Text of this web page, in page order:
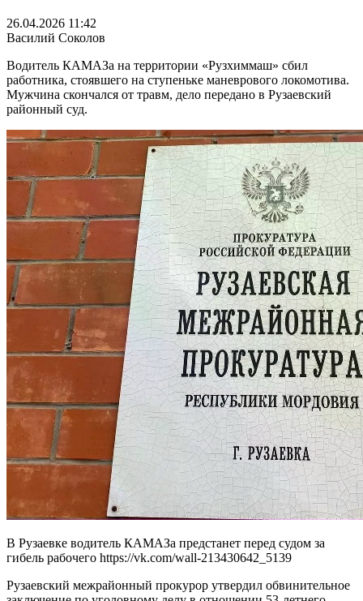
26.04.2026 11:42
Василий Соколов
Водитель КАМАЗа на территории «Рузхиммаш» сбил
работника, стоявшего на ступеньке маневрового локомотива.
Мужчина скончался от травм, дело передано в Рузаевский
районный суд.
В Рузаевке водитель КАМАЗа предстанет перед судом за
гибель рабочего https://vk.com/wall-213430642_5139
Рузаевский межрайонный прокурор утвердил обвинительное